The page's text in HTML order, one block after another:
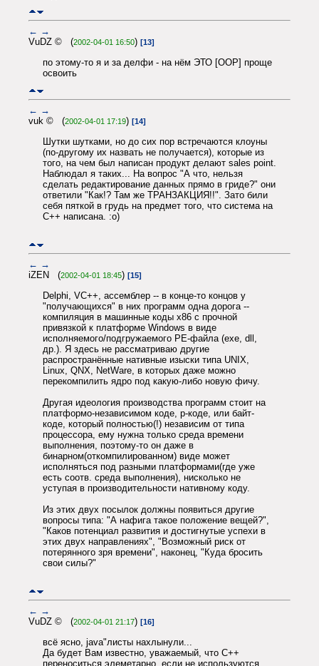
← →
VuDZ © (2002-04-01 16:50) [13]
по этому-то я и за делфи - на нём ЭТО [OOP] проще
освоить
← →
vuk © (2002-04-01 17:19) [14]
Шутки шутками, но до сих пор встречаются клоуны
(по-другому их назвать не получается), которые из
того, на чем был написан продукт делают sales point.
Наблюдал я таких... На вопрос "А что, нельзя
сделать редактирование данных прямо в гриде?" они
ответили "Как!? Там же ТРАНЗАКЦИЯ!!". Зато били
себя пяткой в грудь на предмет того, что система на
С++ написана. :o)
← →
iZEN (2002-04-01 18:45) [15]
Delphi, VC++, ассемблер -- в конце-то концов у
"получающихся" в них программ одна дорога --
компиляция в машинные коды x86 с прочной
привязкой к платформе Windows в виде
исполняемого/подгружаемого PE-файла (exe, dll,
др.). Я здесь не рассматриваю другие
распространённые нативные изыски типа UNIX,
Linux, QNX, NetWare, в которых даже можно
перекомпилить ядро под какую-либо новую фичу.
Другая идеология производства программ стоит на
платформо-независимом коде, p-коде, или байт-
коде, который полностью(!) независим от типа
процессора, ему нужна только среда времени
выполнения, поэтому-то он даже в
бинарном(откомпилированном) виде может
исполняться под разными платформами(где уже
есть соотв. среда выполнения), нисколько не
уступая в производительности нативному коду.
Из этих двух посылок должны появиться другие
вопросы типа: "А нафига такое положение вещей?",
"Каков потенциал развития и достигнутые успехи в
этих двух направлениях", "Возможный риск от
потерянного зря времени", наконец, "Куда бросить
свои силы?"
← →
VuDZ © (2002-04-01 21:17) [16]
всё ясно, java"листы нахлынули...
Да будет Вам известно, уважаемый, что С++
переноситься элеметарно, если не используются